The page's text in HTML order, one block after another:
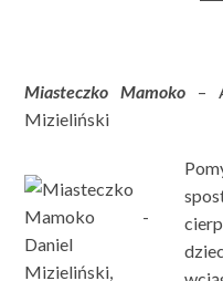
Miasteczko Mamoko –
Mizieliński